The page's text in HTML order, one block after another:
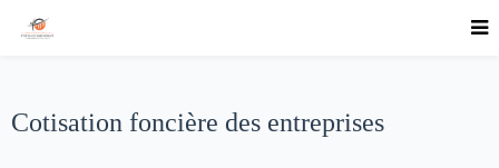
Cotisation foncière des entreprises